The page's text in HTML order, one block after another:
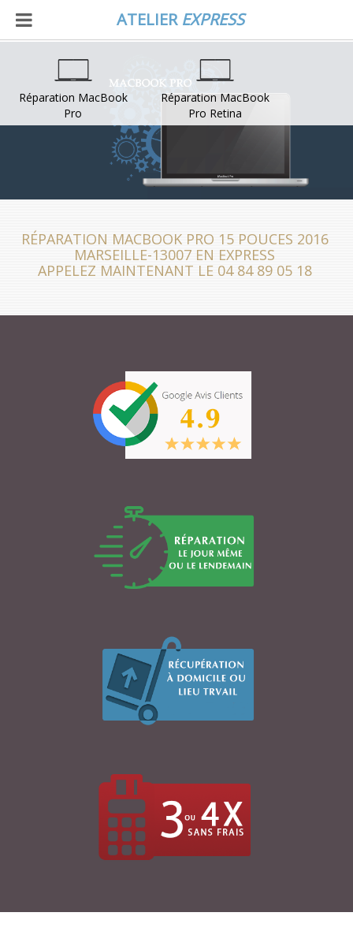
ATELIER EXPRESS
Réparation MacBook
Pro
Réparation MacBook
Pro Retina
RÉPARATION MACBOOK PRO 15 POUCES 2016
MARSEILLE-13007 EN EXPRESS
APPELEZ MAINTENANT LE 04 84 89 05 18